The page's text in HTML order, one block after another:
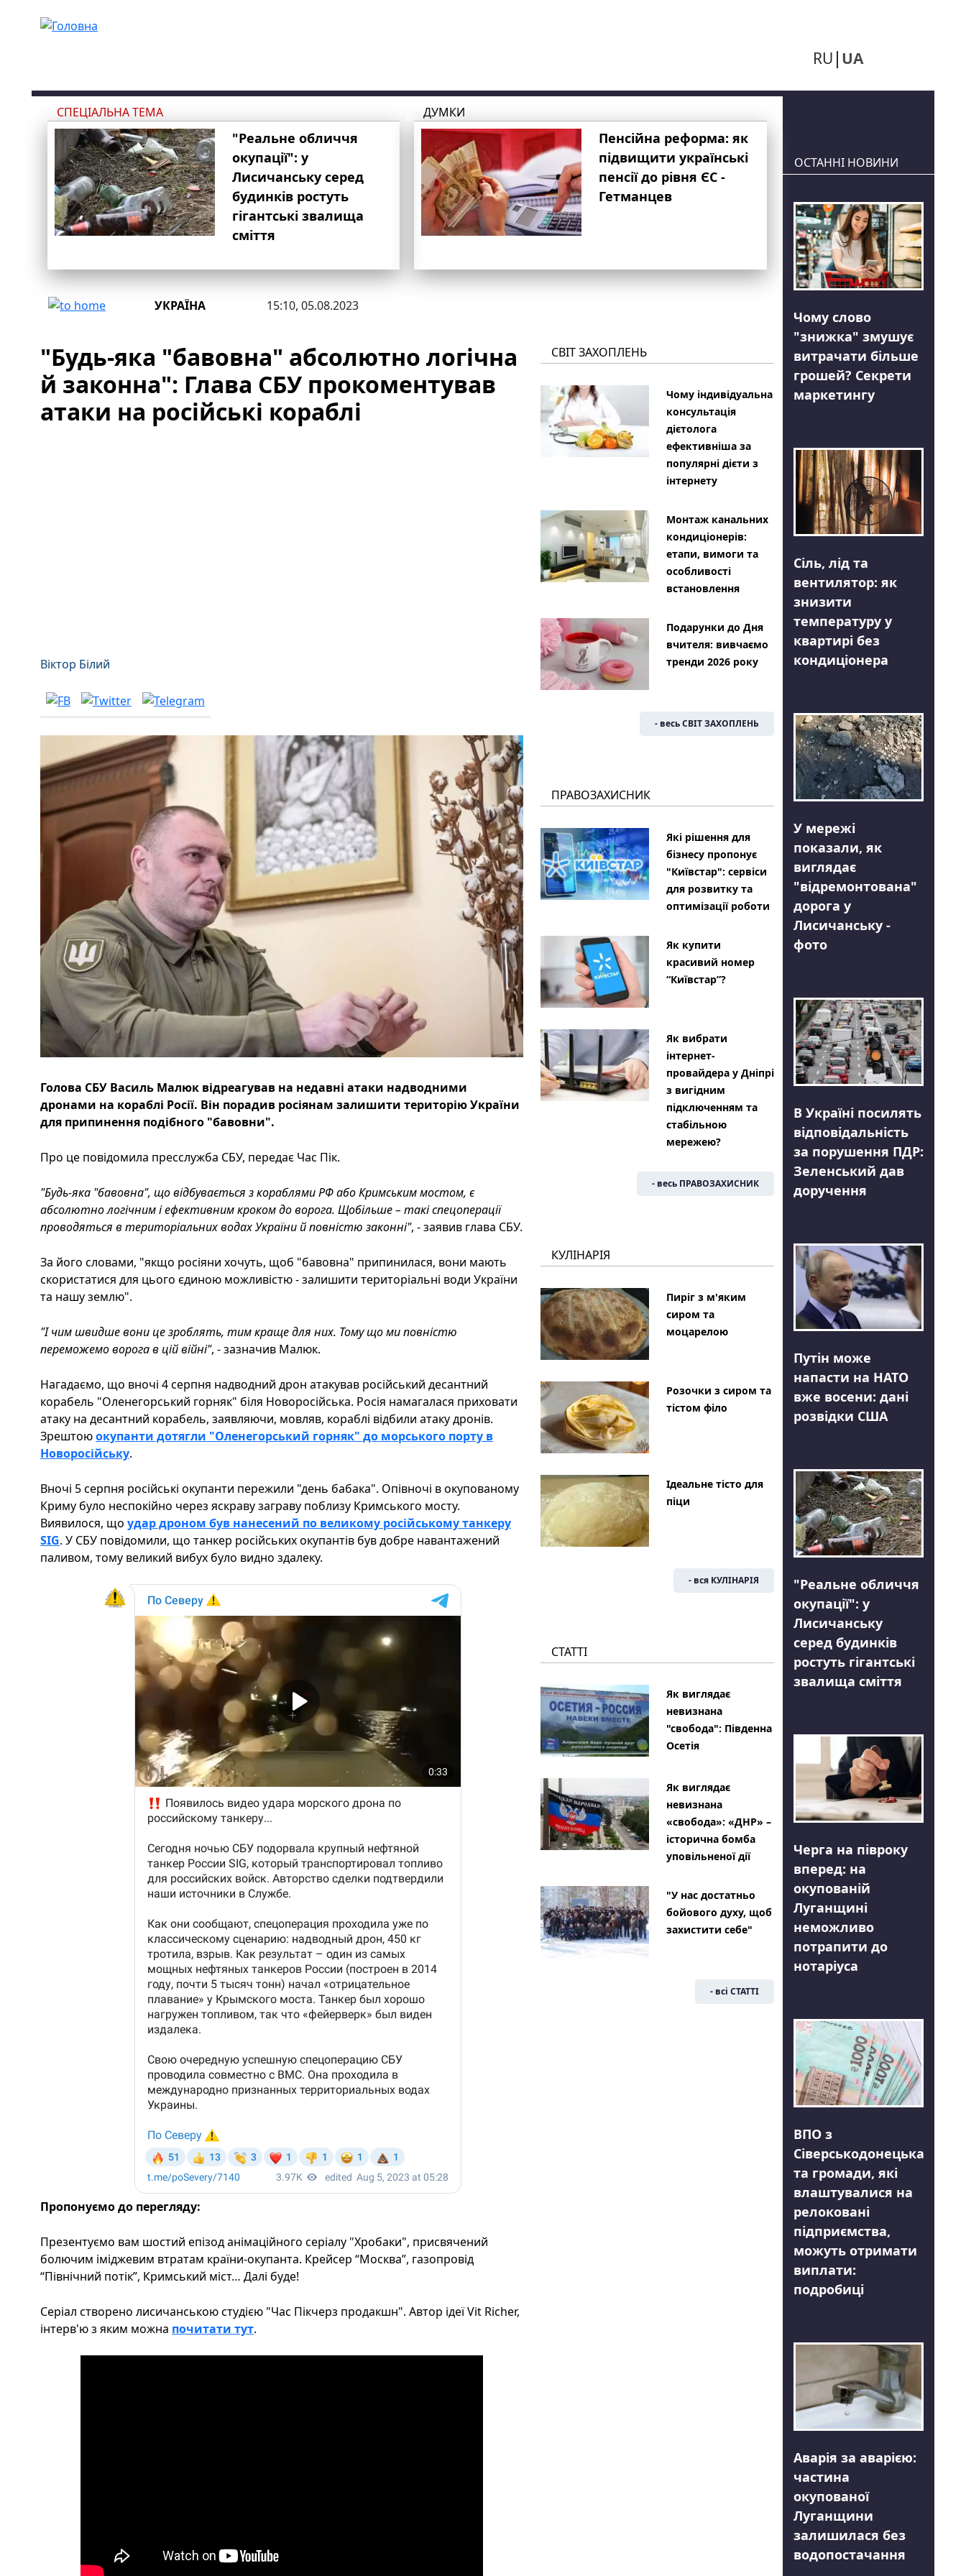
RU UA
СПЕЦІАЛЬНА ТЕМА
"Реальне обличчя
окупації": у
Лисичанську серед
будинків ростуть
гігантські звалища
сміття
ДУМКИ
Пенсійна реформа: як
підвищити українські
пенсії до рівня ЄС -
Гетманцев
УКРАЇНА 15:10, 05.08.2023
"Будь-яка "бавовна" абсолютно логічна
й законна": Глава СБУ прокоментував
атаки на російські кораблі
Віктор Білий
Голова СБУ Василь Малюк відреагував на недавні атаки надводними
дронами на кораблі Росії. Він порадив росіянам залишити територію України
для припинення подібного "бавовни".
Про це повідомила пресслужба СБУ, передає Час Пік.
"Будь-яка "бавовна", що відбувається з кораблями РФ або Кримським мостом, є
абсолютно логічним і ефективним кроком до ворога. Щобільше – такі спецоперації
проводяться в територіальних водах України й повністю законні", - заявив глава СБУ.
За його словами, "якщо росіяни хочуть, щоб "бавовна" припинилася, вони мають
скористатися для цього єдиною можливістю - залишити територіальні води України
та нашу землю".
"І чим швидше вони це зроблять, тим краще для них. Тому що ми повністю
переможемо ворога в цій війні", - зазначив Малюк.
Нагадаємо, що вночі 4 серпня надводний дрон атакував російський десантний
корабель "Оленегорський горняк" біля Новоросійська. Росія намагалася приховати
атаку на десантний корабель, заявляючи, мовляв, кораблі відбили атаку дронів.
Зрештоюокупанти дотягли "Оленегорський горняк" до морського порту в
Новоросійську.
Вночі 5 серпня російські окупанти пережили "день бабака". Опівночі в окупованому
Криму було неспокійно через яскраву заграву поблизу Кримського мосту.
Виявилося, що удар дроном був нанесений по великому російському танкеру
SIG. У СБУ повідомили, що танкер російських окупантів був добре навантажений
паливом, тому великий вибух було видно здалеку.
Пропонуємо до перегляду:
Презентуємо вам шостий епізод анімаційного серіалу "Хробаки", присвячений
болючим іміджевим втратам країни-окупанта. Крейсер “Москва”, газопровід
“Північний потік”, Кримський міст… Далі буде!
Серіал створено лисичанською студією "Час Пікчерз продакшн". Автор ідеї Vit Richer,
інтерв'ю з яким можна почитати тут.
СВІТ ЗАХОПЛЕНЬ
Чому індивідуальна
консультація
дієтолога
ефективніша за
популярні дієти з
інтернету
Монтаж канальних
кондиціонерів:
етапи, вимоги та
особливості
встановлення
Подарунки до Дня
вчителя: вивчаємо
тренди 2026 року
- весь СВІТ ЗАХОПЛЕНЬ
ПРАВОЗАХИСНИК
Які рішення для
бізнесу пропонує
"Київстар": сервіси
для розвитку та
оптимізації роботи
Як купити
красивий номер
“Київстар”?
Як вибрати
інтернет-
провайдера у Дніпрі
з вигідним
підключенням та
стабільною
мережею?
- весь ПРАВОЗАХИСНИК
КУЛІНАРІЯ
Пиріг з м'яким
сиром та
моцарелою
Розочки з сиром та
тістом філо
Ідеальне тісто для
піци
- вся КУЛІНАРІЯ
СТАТТІ
Як виглядає
невизнана
"свобода": Південна
Осетія
Як виглядає
невизнана
«свобода»: «ДНР» –
історична бомба
уповільненої дії
"У нас достатньо
бойового духу, щоб
захистити себе"
- всі СТАТТІ
ОСТАННІ НОВИНИ
Чому слово
"знижка" змушує
витрачати більше
грошей? Секрети
маркетингу
Сіль, лід та
вентилятор: як
знизити
температуру у
квартирі без
кондиціонера
У мережі
показали, як
виглядає
"відремонтована"
дорога у
Лисичанську -
фото
В Україні посилять
відповідальність
за порушення ПДР:
Зеленський дав
доручення
Путін може
напасти на НАТО
вже восени: дані
розвідки США
"Реальне обличчя
окупації": у
Лисичанську
серед будинків
ростуть гігантські
звалища сміття
Черга на півроку
вперед: на
окупованій
Луганщині
неможливо
потрапити до
нотаріуса
ВПО з
Сіверськодонецька
та громади, які
влаштувалися на
релоковані
підприємства,
можуть отримати
виплати:
подробиці
Аварія за аварією:
частина
окупованої
Луганщини
залишилася без
водопостачання